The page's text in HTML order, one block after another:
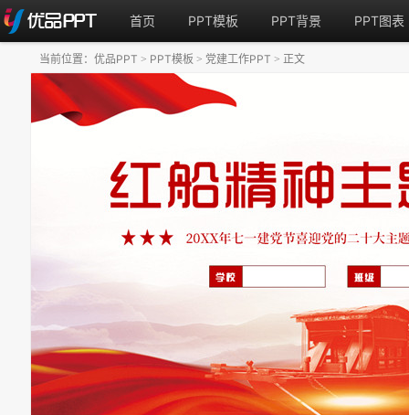
首页 PPT模板 PPT背景 PPT图表
当前位置： 优品PPT > PPT模板 > 党建工作PPT > 正文